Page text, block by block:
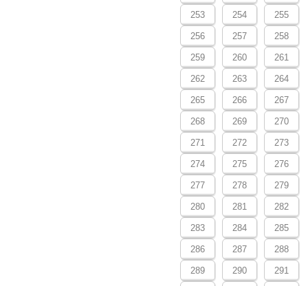
253 254 255
256 257 258
259 260 261
262 263 264
265 266 267
268 269 270
271 272 273
274 275 276
277 278 279
280 281 282
283 284 285
286 287 288
289 290 291